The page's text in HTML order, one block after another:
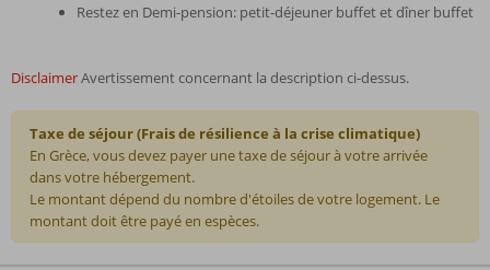
Restez en Demi-pension: petit-déjeuner buffet et dîner buffet
DisclaimerAvertissement concernant la description ci-dessus.
Taxe de séjour (Frais de résilience à la crise climatique)
En Grèce, vous devez payer une taxe de séjour à votre arrivée
dans votre hébergement.
Le montant dépend du nombre d'étoiles de votre logement. Le
montant doit être payé en espèces.